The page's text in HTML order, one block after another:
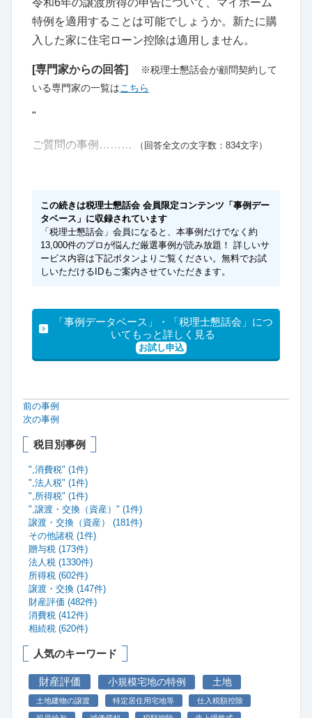
令和6年の譲渡所得の申告について、マイホーム
特例を適用することは可能でしょうか。新たに購
入した家に住宅ローン控除は適用しません。
[専門家からの回答]
※税理士懇話会が顧問契約して
いる専門家の一覧はこちら
"
ご質問の事例……… （回答全文の文字数：834文字）
この続きは税理士懇話会 会員限定コンテンツ「事例デー
タベース」に収録されています
「税理士懇話会」会員になると、本事例だけでなく約
13,000件のプロが悩んだ厳選事例が読み放題！ 詳しいサ
ービス内容は下記ボタンよりご覧ください。無料でお試
しいただけるIDもご案内させていただきます。
「事例データベース」・「税理士懇話会」につ
いてもっと詳しく見る
お試し申込
前の事例
次の事例
税目別事例
",消費税" (1件)
",法人税" (1件)
",所得税" (1件)
",譲渡・交換（資産）" (1件)
譲渡・交換（資産） (181件)
その他諸税 (1件)
贈与税 (173件)
法人税 (1330件)
所得税 (602件)
譲渡・交換 (147件)
財産評価 (482件)
消費税 (412件)
相続税 (620件)
人気のキーワード
財産評価 小規模宅地の特例 土地
土地建物の譲渡 特定居住用宅地等 仕入税額控除